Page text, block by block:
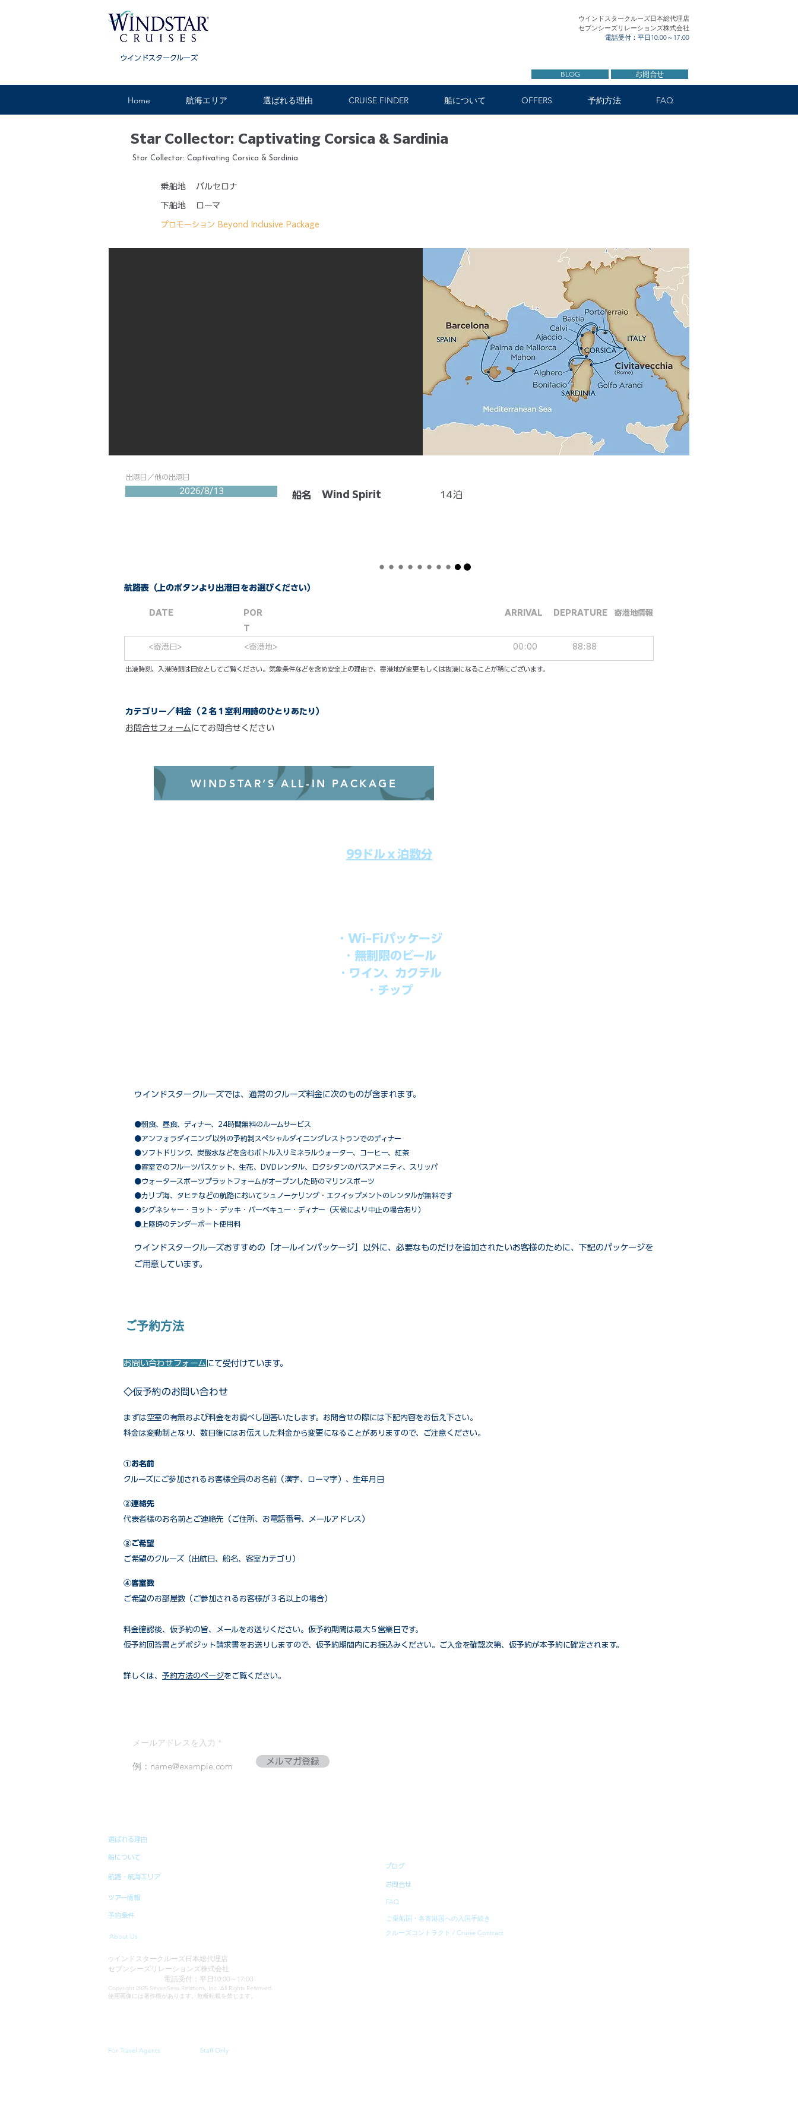
ウインドスタークルーズ
ウインドスタークルーズ日本総代理店
セブンシーズリレーションズ株式会社
電話受付：平日10:00～17:00
BLOG お問合せ
Home 航海エリア 選ばれる理由 CRUISE FINDER 船について OFFERS 予約方法 FAQ
Star Collector: Captivating Corsica & Sardinia
Star Collector: Captivating Corsica & Sardinia
乗船地 バルセロナ
下船地 ローマ
プロモーション Beyond Inclusive Package
出港日／他の出港日
2026/8/13 船名 Wind Spirit 14泊
航路表（上のボタンより出港日をお選びください）
DATE
POR
T
ARRIVAL DEPRATURE ​寄港地情報
<寄港日> 00:00 88:88
<寄港地>
​出港時刻、入港時刻は目安としてご覧ください。気象条件などを含め安全上の理由で、寄港地が変更もしくは抜港になることが稀にございます。
カテゴリー／料金（２名１室利用時のひとりあたり）
お問合せフォームにてお問合せください
WINDSTAR’S ALL-IN PACKAGE
99ドルｘ泊数分
・Wi-Fiパッケージ
・無制限のビール
・ワイン、カクテル
・チップ
ウインドスタークルーズでは、通常のクルーズ料金に次のものが含まれます。
●朝食、昼食、ディナー、24時間無料のルームサービス
​●アンフォラダイニング以外の予約制スペシャルダイニングレストランでのディナー
●ソフトドリンク、炭酸水などを含むボトル入りミネラルウォーター、コーヒー、紅茶
●客室でのフルーツバスケット、生花、DVDレンタル、ロクシタンのバスアメニティ、スリッパ
●ウォータースポーツプラットフォームがオープンした時のマリンスポーツ
●カリブ海、タヒチなどの航路においてシュノーケリング・エクイップメントのレンタルが無料です
​●シグネシャー・ヨット・デッキ・バーベキュー・ディナー（天候により中止の場合あり）
●上陸時のテンダーボート使用料
ウインドスタークルーズおすすめの「オールインパッケージ」以外に、必要なものだけを追加されたいお客様のために、下記のパッケージを
ご用意しています。
ご予約方法
お問い合わせフォームにて受付けています。
◇仮予約のお問い合わせ
まずは空室の有無および料金をお調べし回答いたします。お問合せの際には下記内容をお伝え下さい。
料金は変動制となり、数日後にはお伝えした料金から変更になることがありますので、ご注意ください。
①お名前
クルーズにご参加されるお客様全員のお名前（漢字、ローマ字）、生年月日
②連絡先
代表者様のお名前とご連絡先（ご住所、お電話番号、メールアドレス）
③ご希望
ご希望のクルーズ（出航日、船名、客室カテゴリ）
④客室数
ご希望のお部屋数（ご参加されるお客様が３名以上の場合）
​料金確認後、仮予約の旨、メールをお送りください。仮予約期間は最大５営業日です。
仮予約回答書とデポジット請求書をお送りしますので、仮予約期間内にお振込みください。ご入金を確認次第、仮予約が本予約に確定されます。
詳しくは、 予約方法のページをご覧ください。
メールアドレスを入力
メルマガ登録
選ばれる理由
船について
航路・航海エリア
ツアー情報
予約条件
About Us
ブログ
お問合せ
FAQ
クルーズコントラクト / Cruise Contract
ご乗船国・各寄港国への入国手続き
ウ インドスタークルーズ日本総代理店
セブンシーズリレーションズ株式会社
電話受付：平日10:00～17:00
Copyright 2025 SevenSeas Relations, Inc. All Rights Reserved.
使用画像には著作権があります。無断転載を禁じます。
For Travel Agents Staff Only